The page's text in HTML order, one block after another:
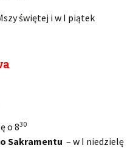
świętej i w I piątek
o 830
Sakramentu – w I niedzielę